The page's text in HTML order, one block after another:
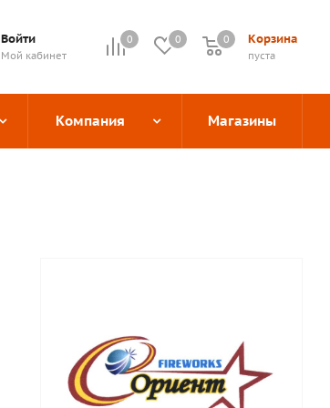
0 0 Корзина
0
пуста
0
Войти
Мой кабинет
Компания Магазины